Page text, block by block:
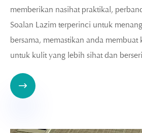
memberikan nasihat praktikal,
Soalan Lazim terperinci untuk
bersama, memastikan anda
untuk kulit yang lebih sihat dan
